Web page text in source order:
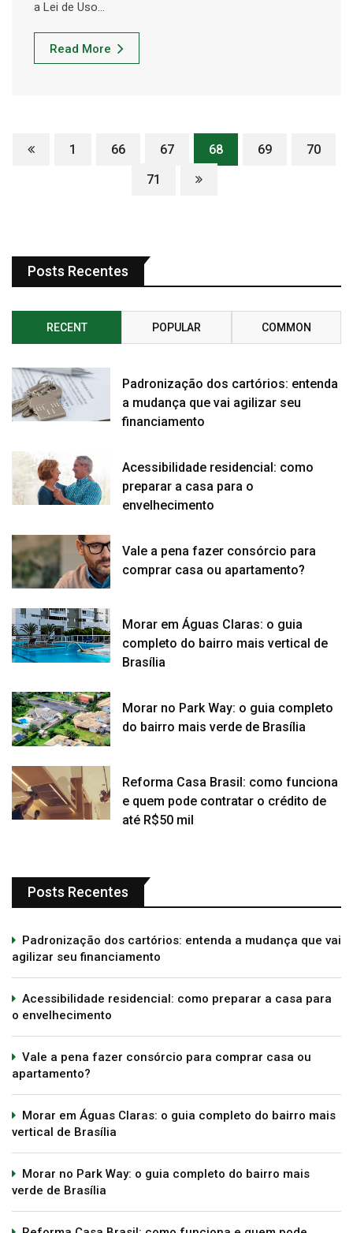
a Lei de Uso…
Read More
1 66 67 68 69
70
71
Posts Recentes
RECENT POPULAR COMMON
Padronização dos cartórios: entenda
a mudança que vai agilizar seu
financiamento
Acessibilidade residencial: como
preparar a casa para o
envelhecimento
Vale a pena fazer consórcio para
comprar casa ou apartamento?
Morar em Águas Claras: o guia
completo do bairro mais vertical de
Brasília
Morar no Park Way: o guia completo
do bairro mais verde de Brasília
Reforma Casa Brasil: como funciona
e quem pode contratar o crédito de
até R$50 mil
Posts Recentes
Padronização dos cartórios: entenda a mudança que vai
agilizar seu financiamento
Acessibilidade residencial: como preparar a casa para
o envelhecimento
Vale a pena fazer consórcio para comprar casa ou
apartamento?
Morar em Águas Claras: o guia completo do bairro mais
vertical de Brasília
Morar no Park Way: o guia completo do bairro mais
verde de Brasília